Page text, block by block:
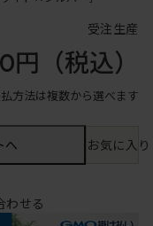
受注生産
円 （税込）
方法は複数から選べます
へ お気に入
わせる